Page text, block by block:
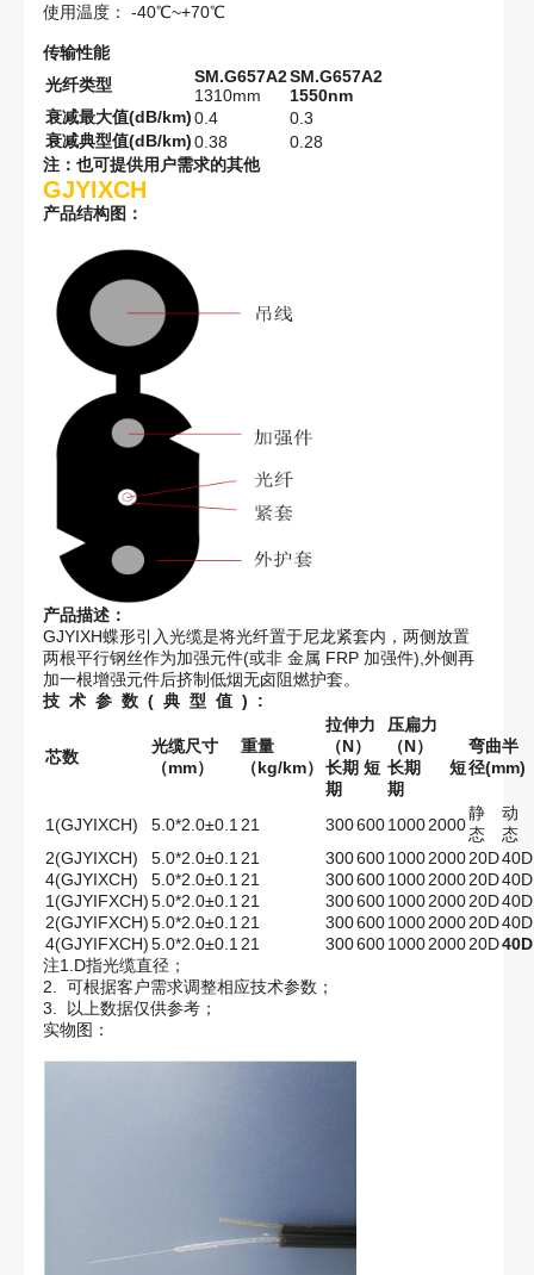
使用温度： -40℃~+70℃
传输性能
光纤类型
SM.G657A2
1310mm
SM.G657A2
1550nm
衰减最大值(dB/km) 0.4
0.3
衰减典型值(dB/km) 0.38
0.28
注：也可提供用户需求的其他
GJYIXCH
产品结构图：
产品描述：
GJYIXH蝶形引入光缆是将光纤置于尼龙紧套内，两侧放置
两根平行钢丝作为加强元件(或非 金属 FRP 加强件),外侧再
加一根增强元件后挤制低烟无卤阻燃护套。
技 术 参 数 ( 典 型 值 ) :
芯数
光缆尺寸
（mm）
重量
（kg/km）
拉伸力
（N）
长期 短
期
压扁力
（N）
长期 短
期
弯曲半
径(mm)
1(GJYIXCH) 5.0*2.0±0.1 21 30060010002000
静
态
动
态
2(GJYIXCH)
5.0*2.0±0.1 21 3006001000200020D40D
4(GJYIXCH)
5.0*2.0±0.1 21 3006001000200020D40D
1(GJYIFXCH) 5.0*2.0±0.1 21 3006001000200020D40D
2(GJYIFXCH) 5.0*2.0±0.1 21 3006001000200020D40D
4(GJYIFXCH) 5.0*2.0±0.1 21 3006001000200020D40D
注1.D指光缆直径；
2. 可根据客户需求调整相应技术参数；
3. 以上数据仅供参考；
实物图：